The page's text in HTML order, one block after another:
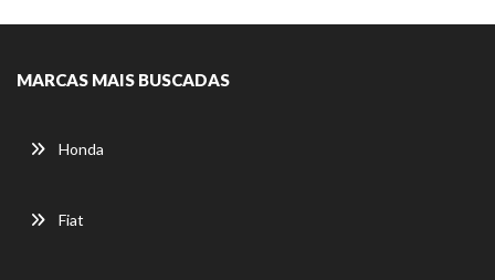
MARCAS MAIS BUSCADAS
Honda
Fiat